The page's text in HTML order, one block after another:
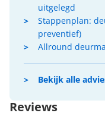
uitgelegd
Stappenplan:
preventief)
Allround
Bekijk alle
Reviews